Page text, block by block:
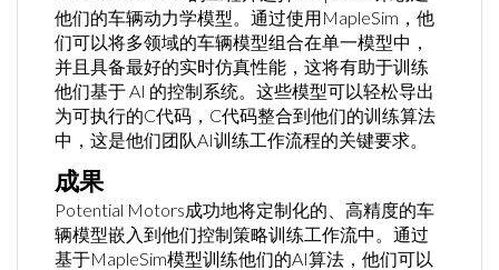
他们的车辆动力学模型。通过使用MapleSim，他
们可以将多领域的车辆模型组合在单一模型中，
并且具备最好的实时仿真性能，这将有助于训练
他们基于 AI 的控制系统。这些模型可以轻松导出
为可执行的C代码，C代码整合到他们的训练算法
中，这是他们团队AI训练工作流程的关键要求。
成果
Potential Motors成功地将定制化的、高精度的车
辆模型嵌入到他们控制策略训练工作流中。通过
基于MapleSim模型训练他们的AI算法，他们可以